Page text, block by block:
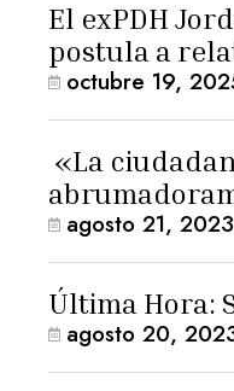
El exPDH
postula a
octubre 19,
«La
agosto 21, 2023
Última Hora:
agosto 20,